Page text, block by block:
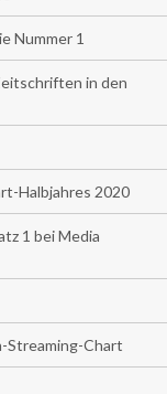
Nummer 1
in den
Halbjahres 2020
1 bei Media
Streaming-Chart